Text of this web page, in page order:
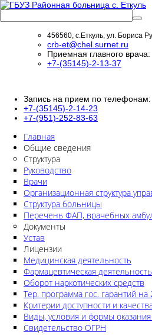
456560, с.Еткуль, ул. Бориса
crb-et@chel.surnet.ru
Приемная главного врача:
+7-(35145)-2-13-37
Запись на прием по телефонам:
+7-(35145)-2-14-23
+7-(951)-252-83-63
Главная
Общие сведения
Структура
Руководство
Врачи
Организационная структура
Структура больницы
Перечень ФАП, врачебных
Документы
Устав
Лицензии
Медицинская деятельность
Фармацевтическая деятельность
Оборот наркотических средств
Тер. программа гос. гарантий на
Критерии доступности и
Виды, условия и формы
Свидетельство ОГРН